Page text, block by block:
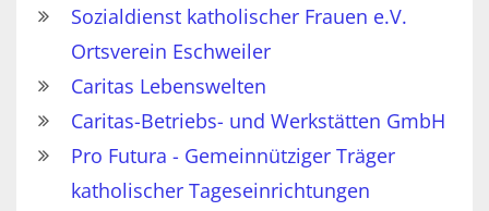
Sozialdienst katholischer Frauen e.V.
Ortsverein Eschweiler
Caritas Lebenswelten
Caritas-Betriebs- und Werkstätten GmbH
Pro Futura - Gemeinnütziger Träger
katholischer Tageseinrichtungen